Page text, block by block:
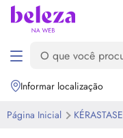
Informar localização
Página Inicial KÉRASTASE